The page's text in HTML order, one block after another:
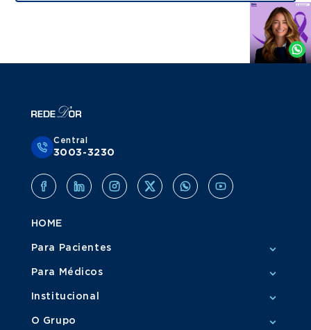
Agende
Whatsapp
Central
3003-3230
HOME
Para Pacientes
Para Médicos
Institucional
O Grupo